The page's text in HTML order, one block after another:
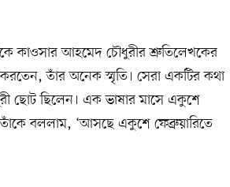
কাওসার আহমেদ চৌধুরীর শ্রুতিলেখকের
তাঁর অনেক স্মৃতি। সেরা একটির কথা
ছোট ছিলেন। এক ভাষার মাসে একুশে
বললাম, ‘আসছে একুশে ফেব্রুয়ারিতে